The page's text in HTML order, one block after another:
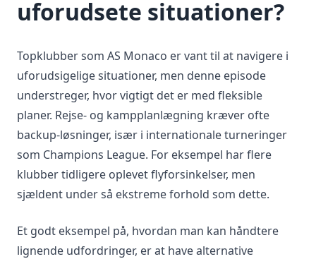
uforudsete situationer?
Topklubber som AS Monaco er vant til at navigere i
uforudsigelige situationer, men denne episode
understreger, hvor vigtigt det er med fleksible
planer. Rejse- og kampplanlægning kræver ofte
backup-løsninger, især i internationale turneringer
som Champions League. For eksempel har flere
klubber tidligere oplevet flyforsinkelser, men
sjældent under så ekstreme forhold som dette.
Et godt eksempel på, hvordan man kan håndtere
lignende udfordringer, er at have alternative